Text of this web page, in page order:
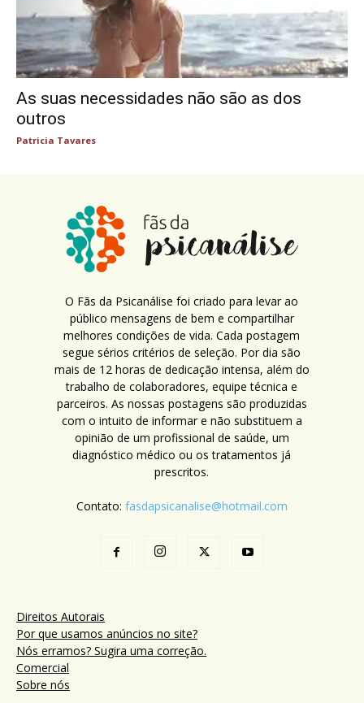
As suas necessidades não são as dos
outros
Patricia Tavares
O Fãs da Psicanálise foi criado para levar ao
público mensagens de bem e compartilhar
melhores condições de vida. Cada postagem
segue sérios critérios de seleção. Por dia são
mais de 12 horas de dedicação intensa, além do
trabalho de colaboradores, equipe técnica e
parceiros. As nossas postagens são produzidas
com o intuito de informar e não substituem a
opinião de um profissional de saúde, um
diagnóstico médico ou os tratamentos já
prescritos.
Contato: fasdapsicanalise@hotmail.com
Direitos Autorais
Por que usamos anúncios no site?
Nós erramos? Sugira uma correção.
Comercial
Sobre nós